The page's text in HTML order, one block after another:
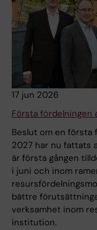
17 jun 2026
Första fördelningen
Beslut om en första
2027 har nu fattats
är första gången
i juni och inom
bättre
verksamhet inom
institution.